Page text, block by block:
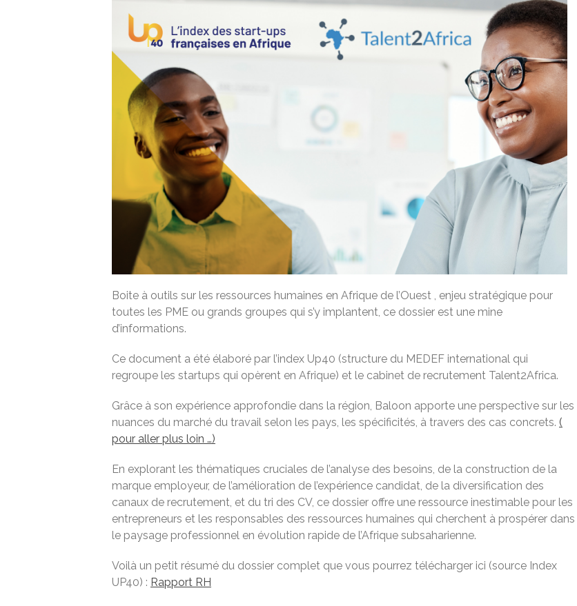
Boite à outils sur les ressources humaines en Afrique de l’Ouest , enjeu stratégique pour
toutes les PME ou grands groupes qui s’y implantent, ce dossier est une mine
d’informations.
Ce document a été élaboré par l’index Up40 (structure du MEDEF international qui
regroupe les startups qui opèrent en Afrique) et le cabinet de recrutement Talent2Africa.
Grâce à son expérience approfondie dans la région, Baloon apporte une perspective sur les
nuances du marché du travail selon les pays, les spécificités, à travers des cas concrets. (
pour aller plus loin …)
En explorant les thématiques cruciales de l’analyse des besoins, de la construction de la
marque employeur, de l’amélioration de l’expérience candidat, de la diversification des
canaux de recrutement, et du tri des CV, ce dossier offre une ressource inestimable pour les
entrepreneurs et les responsables des ressources humaines qui cherchent à prospérer dans
le paysage professionnel en évolution rapide de l’Afrique subsaharienne.
Voilà un petit résumé du dossier complet que vous pourrez télécharger ici (source Index
UP40) : Rapport RH